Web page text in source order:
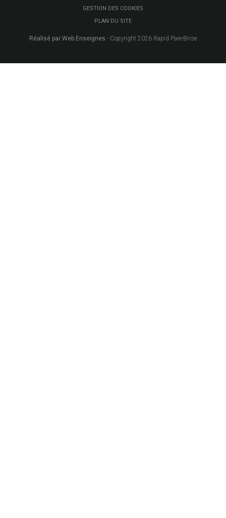
GESTION DES COOKIES
PLAN DU SITE
Réalisé par Web Enseignes - Copyright 2026 Rapid Pare-Brise